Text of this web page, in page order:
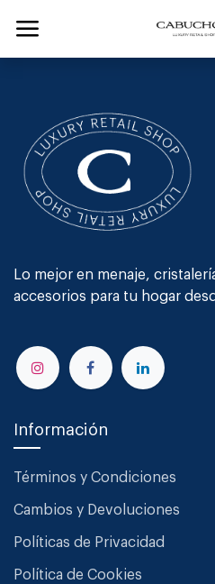
Lo mejor en menaje,
accesorios para tu hogar
Información
Términos y Condiciones
Cambios y Devoluciones
Políticas de Privacidad
Política de Cookies